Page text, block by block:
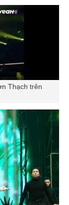
Thạch trên